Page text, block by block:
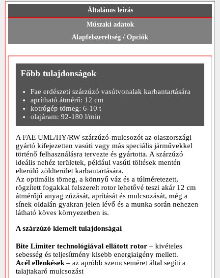
Általános leírás
Műszaki adatok
Alapfelszereltség / Opciók
Főbb tulajdonságok
Fae erdészeti szárzúzó vasútvonalak karbantartására
aprítható átmérő: 12 cm
kotrógép tömeg: 6-10 t
olajáram: 92-180 l/min
A FAE UML/HY/RW szárzúzó-mulcsozót az olaszországi
gyártó kifejezetten vasúti vagy más speciális járművekkel
történő felhasználásra tervezte és gyártotta. A szárzúzó
ideális nehéz területek, például vasúti töltések mentén
elterülő zöldterület karbantartására.
Az optimális tömeg, a könnyű váz és a túlméretezett,
rögzített fogakkal felszerelt rotor lehetővé teszi akár 12 cm
átmérőjű anyag zúzását, aprítását és mulcsozását, még a
sínek oldalán gyakran jelen lévő és a munka során nehezen
látható köves környezetben is.
A szárzúzó kiemelt tulajdonságai
Bite Limiter technológiával ellátott rotor – kivételes
sebesség és teljesítmény kisebb energiaigény mellett.
Acél ellenkések– az apróbb szemcseméret által segíti a
talajtakaró mulcsozást